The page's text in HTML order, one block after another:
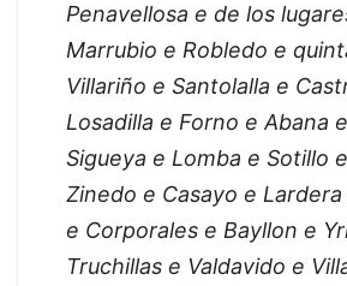
Penavellosa e de los
Marrubio e Robledo e
Villariño e Santolalla e
Losadilla e Forno e Abana
Sigueya e Lomba e Sotillo
Zinedo e Casayo e
e Corporales e Bayllon e
Truchillas e Valdavido e